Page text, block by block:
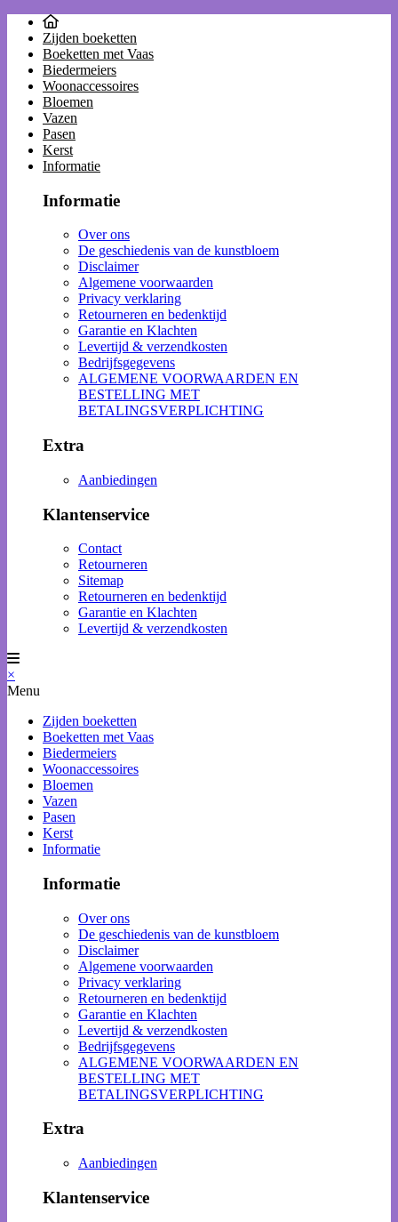
Zijden boeketten
Boeketten met Vaas
Biedermeiers
Woonaccessoires
Bloemen
Vazen
Pasen
Kerst
Informatie
Informatie
Over ons
De geschiedenis van de kunstbloem
Disclaimer
Algemene voorwaarden
Privacy verklaring
Retourneren en bedenktijd
Garantie en Klachten
Levertijd & verzendkosten
Bedrijfsgegevens
ALGEMENE VOORWAARDEN EN
BESTELLING MET
BETALINGSVERPLICHTING
Extra
Aanbiedingen
Klantenservice
Contact
Retourneren
Sitemap
Retourneren en bedenktijd
Garantie en Klachten
Levertijd & verzendkosten
×
Menu
Zijden boeketten
Boeketten met Vaas
Biedermeiers
Woonaccessoires
Bloemen
Vazen
Pasen
Kerst
Informatie
Informatie
Over ons
De geschiedenis van de kunstbloem
Disclaimer
Algemene voorwaarden
Privacy verklaring
Retourneren en bedenktijd
Garantie en Klachten
Levertijd & verzendkosten
Bedrijfsgegevens
ALGEMENE VOORWAARDEN EN
BESTELLING MET
BETALINGSVERPLICHTING
Extra
Aanbiedingen
Klantenservice